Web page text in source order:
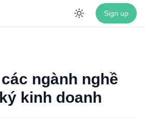
Enable
Sign up
ngành nghề
kinh doanh